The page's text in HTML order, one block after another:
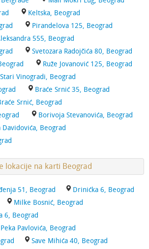
Keltska, Beograd
Pirandelova 125, Beograd
555, Beograd
Svetozara Radojčića 80, Beograd
Ruže Jovanović 125, Beograd
Vinogradi, Beograd
Braće Srnić 35, Beograd
Srnić, Beograd
Borivoja Stevanovića, Beograd
Davidovića, Beograd
lokacije na karti Beograd
51, Beograd
Drinićka 6, Beograd
Milke Bosnić, Beograd
6, Beograd
Pavlovića, Beograd
Save Mihića 40, Beograd